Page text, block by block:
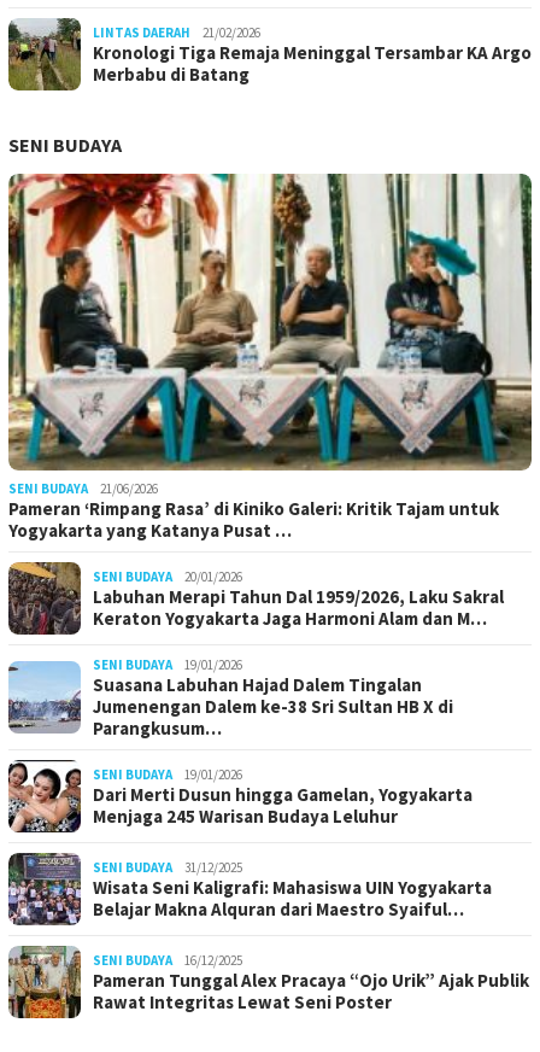
LINTAS DAERAH 21/02/2026
Kronologi Tiga Remaja Meninggal Tersambar KA Argo
Merbabu di Batang
SENI BUDAYA
SENI BUDAYA 21/06/2026
Pameran ‘Rimpang Rasa’ di Kiniko Galeri: Kritik Tajam untuk
Yogyakarta yang Katanya Pusat …
SENI BUDAYA 20/01/2026
Labuhan Merapi Tahun Dal 1959/2026, Laku Sakral
Keraton Yogyakarta Jaga Harmoni Alam dan M…
SENI BUDAYA 19/01/2026
Suasana Labuhan Hajad Dalem Tingalan
Jumenengan Dalem ke-38 Sri Sultan HB X di
Parangkusum…
SENI BUDAYA 19/01/2026
Dari Merti Dusun hingga Gamelan, Yogyakarta
Menjaga 245 Warisan Budaya Leluhur
SENI BUDAYA 31/12/2025
Wisata Seni Kaligrafi: Mahasiswa UIN Yogyakarta
Belajar Makna Alquran dari Maestro Syaiful…
SENI BUDAYA 16/12/2025
Pameran Tunggal Alex Pracaya “Ojo Urik” Ajak Publik
Rawat Integritas Lewat Seni Poster